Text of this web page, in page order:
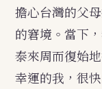
擔心台灣的父
的窘境。當下
泰來周而復始
幸運的我，很